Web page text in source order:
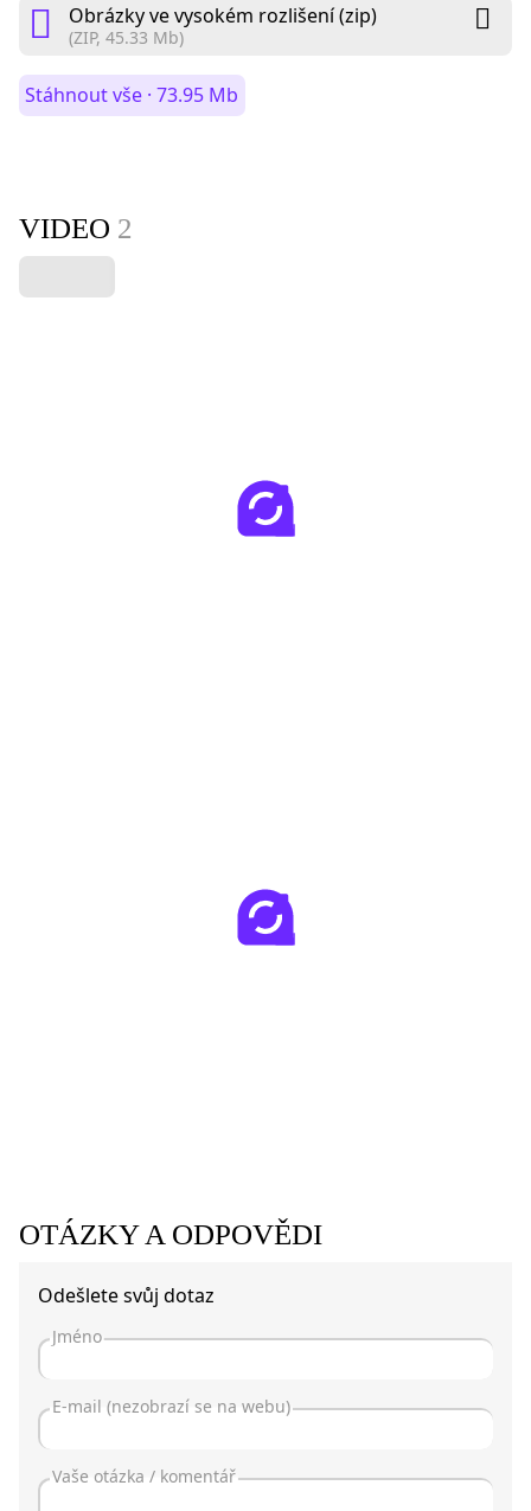
Obrázky ve vysokém rozlišení (zip)
(ZIP, 45.33 Mb)
Stáhnout vše · 73.95 Mb
VIDEO 2
OTÁZKY A ODPOVĚDI
Odešlete svůj dotaz